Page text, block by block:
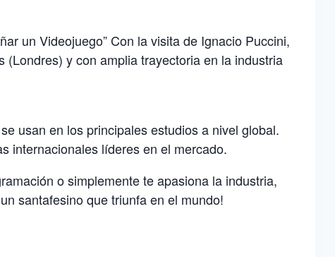
un Videojuego” Con la visita de Ignacio Puccini,
(Londres) y con amplia trayectoria en la industria
usan en los principales estudios a nivel global.
internacionales líderes en el mercado.
o simplemente te apasiona la industria,
santafesino que triunfa en el mundo!